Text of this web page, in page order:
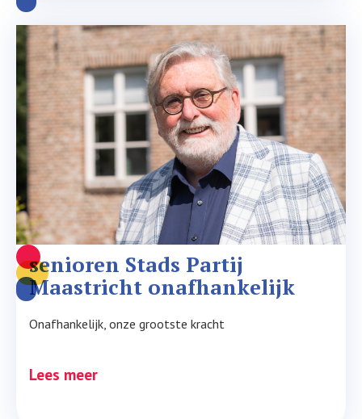
senioren Stads Partij
Maastricht onafhankelijk
Onafhankelijk, onze grootste kracht
Lees meer